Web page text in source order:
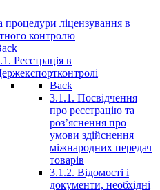
процедури ліцензування в
контролю
Реєстрація в
Back
3.1.1. Посвідчення
про реєстрацію та
роз’яснення про
умови здійснення
міжнародних передач
товарів
3.1.2. Відомості і
документи, необхідні